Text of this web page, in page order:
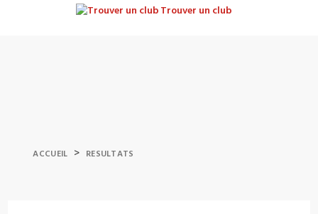
Trouver un club
ACCUEIL > RESULTATS